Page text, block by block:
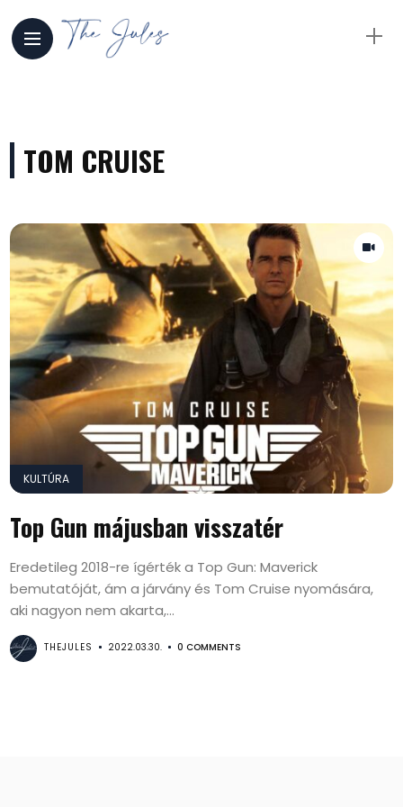
TOM CRUISE
KULTÚRA
Top Gun májusban visszatér
Eredetileg 2018-re ígérték a Top Gun: Maverick
bemutatóját, ám a járvány és Tom Cruise nyomására,
aki nagyon nem akarta,...
THEJULES 2022.03.30. 0 COMMENTS